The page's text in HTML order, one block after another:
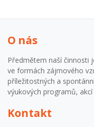
O nás
Předmětem naší činnosti
ve formách zájmového
příležitostných a
výukových programů,
Kontakt